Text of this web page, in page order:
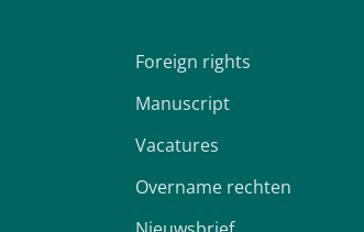
Foreign rights
Manuscript
Vacatures
Overname rechten